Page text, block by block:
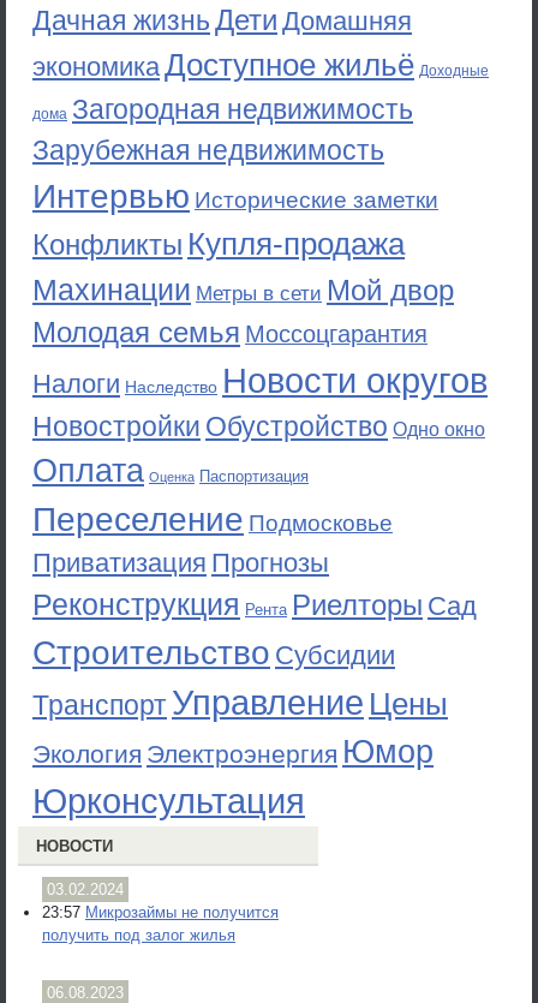
Дачная жизньДети Домашняя
экономикаДоступное жильё Доходные
дома Загородная недвижимость
Зарубежная недвижимость
Интервью Исторические заметки
Конфликты Купля-продажа
Махинации Метры в сети Мой двор
Молодая семья Моссоцгарантия
Налоги Наследство Новости округов
Новостройки Обустройство Одно окно
Оплата Оценка Паспортизация
Переселение Подмосковье
Приватизация Прогнозы
Реконструкция Рента Риелторы Сад
Строительство Субсидии
ТранспортУправление Цены
Экология Электроэнергия Юмор
Юрконсультация
НОВОСТИ
03.02.2024
23:57 Микрозаймы не получится
получить под залог жилья
06.08.2023